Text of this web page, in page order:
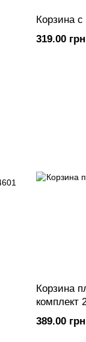
Корзина
319.00 грн
Корзина
комплект
389.00 грн